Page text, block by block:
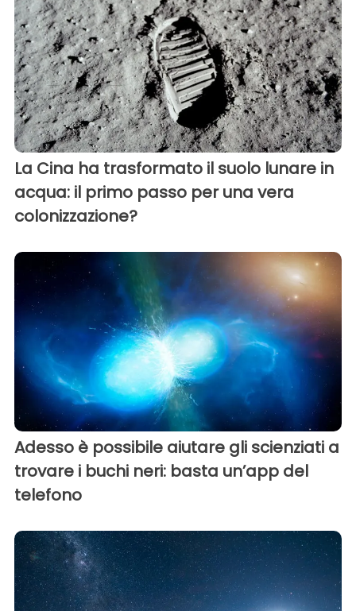
La Cina ha trasformato il suolo lunare in
acqua: il primo passo per una vera
colonizzazione?
Adesso è possibile aiutare gli scienziati a
trovare i buchi neri: basta un’app del
telefono